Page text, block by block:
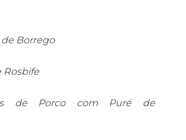
Borrego
Rosbife
de Porco com Puré de